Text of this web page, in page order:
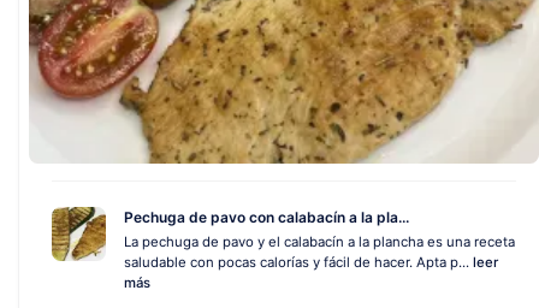
Pechuga de pavo con calabacín a la pla...
La pechuga de pavo y el calabacín a la plancha es una receta
saludable con pocas calorías y fácil de hacer. Apta p... leer
más